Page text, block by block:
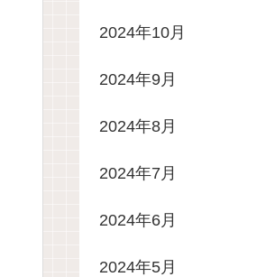
2024年10月
2024年9月
2024年8月
2024年7月
2024年6月
2024年5月